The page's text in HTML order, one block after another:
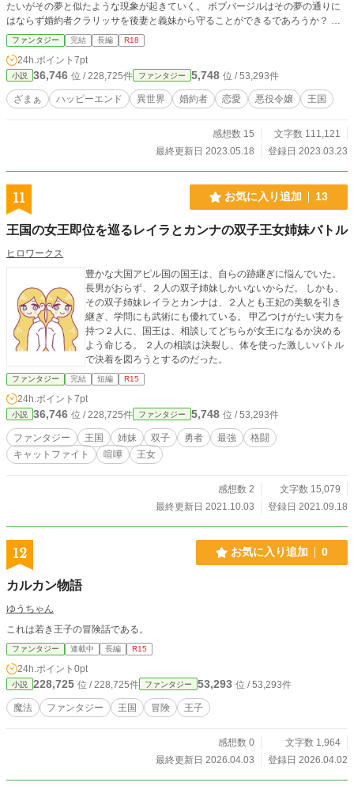
たいがその夢と似たような現象が起きていく。 ボブバージルはその夢の通りに
はならず婚約者クラリッサを後妻と義妹から守ることができるであろうか？ ボ
ブバージルが自分の悪夢と戦う奮闘記【幼少編】です。 以前書いたものの改定
版です。あえて改定前のものも残してあります。 起承転結は基本的に同じです
が本物の黒幕を登場させたり後妻と義妹ダリアナをダークヒロインとして強調さ
せたりしています。 改定版ですのでプロットはできているため毎日更新する予
定です。 多少ですが性を想像させるシーンがでますのでＲ18にしました。
ファンタジー 完結 長編 R18
24h.ポイント 7pt
小説 36,746 位 / 228,725件 ファンタジー 5,748 位 / 53,293件
ざまぁ ハッピーエンド 異世界 婚約者 恋愛 悪役令嬢 王国
感想数 15
文字数 111,121
最終更新日 2023.05.18
登録日 2023.03.23
11 お気に入り追加 13
王国の女王即位を巡るレイラとカンナの双子王女姉妹バトル
ヒロワークス
豊かな大国アピル国の国王は、自らの跡継ぎに悩んでいた。
長男がおらず、２人の双子姉妹しかいないからだ。 しかも、
その双子姉妹レイラとカンナは、２人とも王妃の美貌を引き
継ぎ、学問にも武術にも優れている。 甲乙つけがたい実力を
持つ２人に、国王は、相談してどちらが女王になるか決める
よう命じる。 ２人の相談は決裂し、体を使った激しいバトル
で決着を図ろうとするのだった。
ファンタジー 完結 短編 R15
24h.ポイント 7pt
小説 36,746 位 / 228,725件 ファンタジー 5,748 位 / 53,293件
ファンタジー 王国 姉妹 双子 勇者 最強
格闘
キャットファイト
喧嘩 王女
感想数 2
文字数 15,079
最終更新日 2021.10.03
登録日 2021.09.18
12 お気に入り追加 0
カルカン物語
ゆうちゃん
これは若き王子の冒険話である。
ファンタジー 連載中 長編 R15
24h.ポイント 0pt
小説 228,725 位 / 228,725件 ファンタジー 53,293 位 / 53,293件
魔法 ファンタジー 王国 冒険 王子
感想数 0
文字数 1,964
最終更新日 2026.04.03
登録日 2026.04.02